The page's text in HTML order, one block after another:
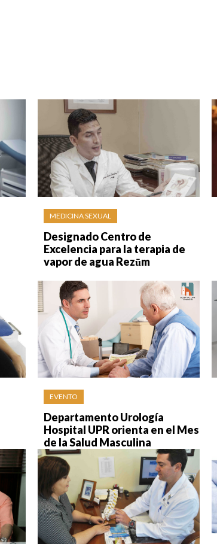
MEDICINA SEXUAL
Designado Centro de
Excelencia para la terapia de
vapor de agua Rezūm
EVENTO
Departamento Urología
Hospital UPR orienta en el Mes
de la Salud Masculina